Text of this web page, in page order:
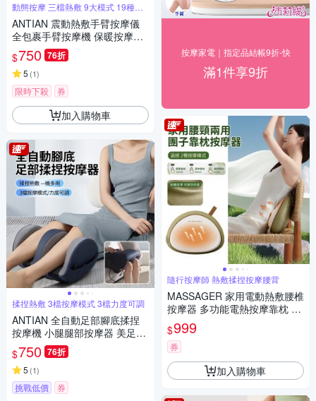
動態按摩 三檔熱敷 9大模式 19種力
度
ANTIAN 震動熱敷手臂按摩儀
全包裹手臂按摩機 保暖按摩放
鬆器 三檔熱敷暖手器（交換禮
物）
$750 76折
5 (1)
限時下殺 券
加入購物車
揉捏熱敷 3檔按摩模式 3檔力度可調
ANTIAN 全自動足部腳底揉捏
按摩機 小腿腿部按摩器 美足美
腿足療機 腳底放鬆神器
$750 76折
5 (1)
挑戰低價 券
按摩家電｜指定品結帳9折-快
滿1件享9折
隨行按摩師 熱敷揉捏按摩腰背
MASSAGER 家用電動熱敷腰椎
按摩器 多功能電熱按摩靠枕 親
膚推拿揉捏枕 交換禮物
$999
券
加入購物車